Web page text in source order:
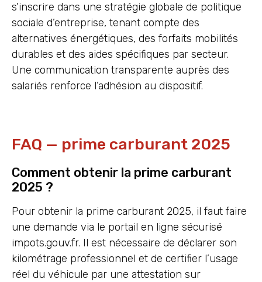
s’inscrire dans une stratégie globale de politique
sociale d’entreprise, tenant compte des
alternatives énergétiques, des forfaits mobilités
durables et des aides spécifiques par secteur.
Une communication transparente auprès des
salariés renforce l’adhésion au dispositif.
FAQ — prime carburant 2025
Comment obtenir la prime carburant
2025 ?
Pour obtenir la prime carburant 2025, il faut faire
une demande via le portail en ligne sécurisé
impots.gouv.fr. Il est nécessaire de déclarer son
kilométrage professionnel et de certifier l’usage
réel du véhicule par une attestation sur